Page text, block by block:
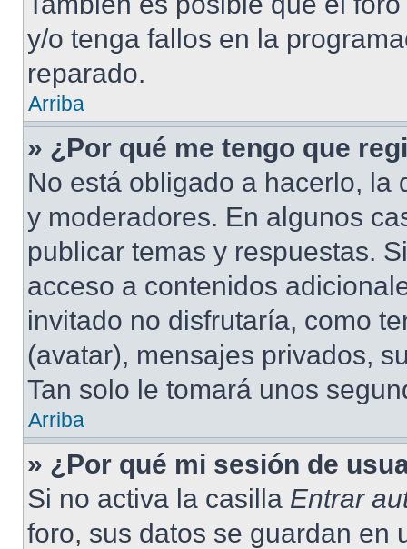
y/o tenga fallos en la
reparado.
Arriba
» ¿Por qué me tengo que
No está obligado a hacerlo, la
y moderadores. En algunos
publicar temas y respuestas.
acceso a contenidos
invitado no disfrutaría, como
(avatar), mensajes privados,
Tan solo le tomará unos
Arriba
» ¿Por qué mi sesión de
Si no activa la casilla Entrar
foro, sus datos se guardan en